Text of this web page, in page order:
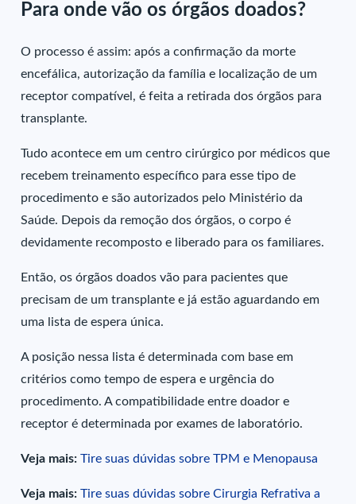
Para onde vão os órgãos doados?
O processo é assim: após a confirmação da morte
encefálica, autorização da família e localização de um
receptor compatível, é feita a retirada dos órgãos para
transplante.
Tudo acontece em um centro cirúrgico por médicos que
recebem treinamento específico para esse tipo de
procedimento e são autorizados pelo Ministério da
Saúde. Depois da remoção dos órgãos, o corpo é
devidamente recomposto e liberado para os familiares.
Então, os órgãos doados vão para pacientes que
precisam de um transplante e já estão aguardando em
uma lista de espera única.
A posição nessa lista é determinada com base em
critérios como tempo de espera e urgência do
procedimento. A compatibilidade entre doador e
receptor é determinada por exames de laboratório.
Veja mais: Tire suas dúvidas sobre TPM e Menopausa
Veja mais: Tire suas dúvidas sobre Cirurgia Refrativa a